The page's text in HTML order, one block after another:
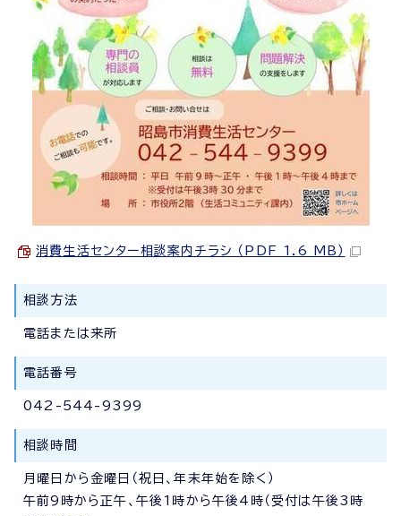
消費生活センター相談案内チラシ （PDF 1.6 MB）
相談方法
電話または来所
電話番号
042-544-9399
相談時間
月曜日から金曜日（祝日、年末年始を除く）
午前9時から正午、午後1時から午後4時（受付は午後3時